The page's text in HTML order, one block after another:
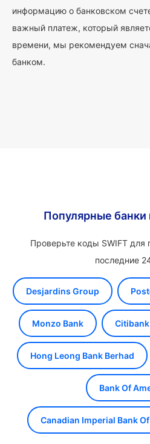
информацию о банковском
важный платеж, который
времени, мы рекомендуем
банком.
Популярные банки
Проверьте коды SWIFT для
последние
Desjardins Group
Monzo Bank Citibank
Hong Leong Bank Berhad
Bank Of
Canadian Imperial Bank